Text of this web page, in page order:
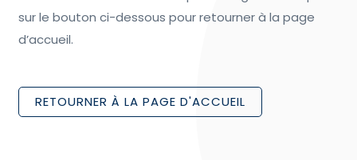
sur le bouton ci-dessous pour retourner à la page
d’accueil.
RETOURNER À LA PAGE D'ACCUEIL